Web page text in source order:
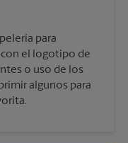
para
el logotipo de
o uso de los
algunos para